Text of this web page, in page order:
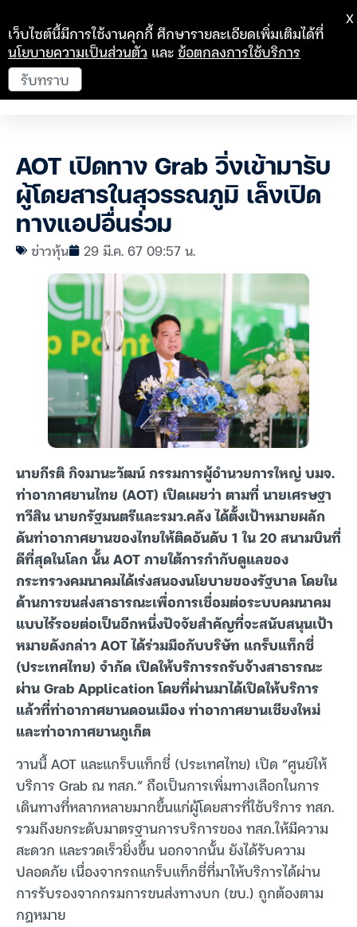
AOT เปิดทาง Grab วิ่งเข้ามารับ
ผู้โดยสารในสุวรรณภูมิ เล็งเปิด
ทางแอปอื่นร่วม
ข่าวหุ้น 29 มี.ค. 67 09:57 น.
นายกีรติ กิจมานะวัฒน์ กรรมการผู้อำนวยการใหญ่ บมจ.
ท่าอากาศยานไทย (AOT) เปิดเผยว่า ตามที่ นายเศรษฐา
ทวีสิน นายกรัฐมนตรีและรมว.คลัง ได้ตั้งเป้าหมายผลัก
ดันท่าอากาศยานของไทยให้ติดอันดับ 1 ใน 20 สนามบินที่
ดีที่สุดในโลก นั้น AOT ภายใต้การกำกับดูแลของ
กระทรวงคมนาคมได้เร่งสนองนโยบายของรัฐบาล โดยใน
ด้านการขนส่งสาธารณะเพื่อการเชื่อมต่อระบบคมนาคม
แบบไร้รอยต่อเป็นอีกหนึ่งปัจจัยสำคัญที่จะสนับสนุนเป้า
หมายดังกล่าว AOT ได้ร่วมมือกับบริษัท แกร็บแท็กซี่
(ประเทศไทย) จำกัด เปิดให้บริการรถรับจ้างสาธารณะ
ผ่าน Grab Application โดยที่ผ่านมาได้เปิดให้บริการ
แล้วที่ท่าอากาศยานดอนเมือง ท่าอากาศยานเชียงใหม่
และท่าอากาศยานภูเก็ต
วานนี้ AOT และแกร็บแท็กซี่ (ประเทศไทย) เปิด “ศูนย์ให้
บริการ Grab ณ ทสภ.” ถือเป็นการเพิ่มทางเลือกในการ
เดินทางที่หลากหลายมากขึ้นแก่ผู้โดยสารที่ใช้บริการ ทสภ.
รวมถึงยกระดับมาตรฐานการบริการของ ทสภ.ให้มีความ
สะดวก และรวดเร็วยิ่งขึ้น นอกจากนั้น ยังได้รับความ
ปลอดภัย เนื่องจากรถแกร็บแท็กซี่ที่มาให้บริการได้ผ่าน
การรับรองจากกรมการขนส่งทางบก (ขบ.) ถูกต้องตาม
กฎหมาย
เว็บไซต์นี้มีการใช้งานคุกกี้ ศึกษารายละเอียดเพิ่มเติมได้ที่
นโยบายความเป็นส่วนตัว และข้อตกลงการใช้บริการ
รับทราบ
X